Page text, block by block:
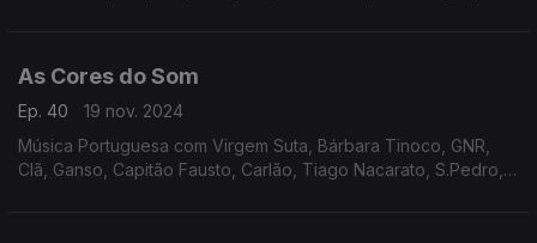
As Cores do Som
Ep. 40
19 nov. 2024
Música Portuguesa com Virgem Suta, Bárbara Tinoco, GNR,
Clã, Ganso, Capitão Fausto, Carlão, Tiago Nacarato, S.Pedro,